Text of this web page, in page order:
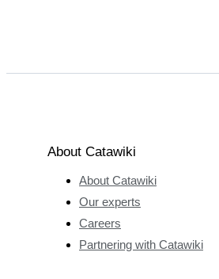
About Catawiki
About Catawiki
Our experts
Careers
Partnering with Catawiki